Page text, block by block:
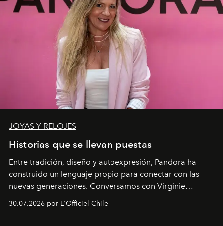
JOYAS Y RELOJES
Historias que se llevan puestas
Entre tradición, diseño y autoexpresión, Pandora ha
construido un lenguaje propio para conectar con las
nuevas generaciones. Conversamos con Virginie
Latinoamérica, sobre identidad, cultura y el valor
30.07.2026 por L'Officiel Chile